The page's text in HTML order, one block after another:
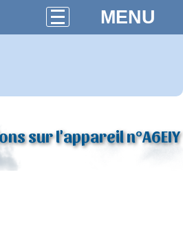
MENU
sur l'appareil n°A6EIY